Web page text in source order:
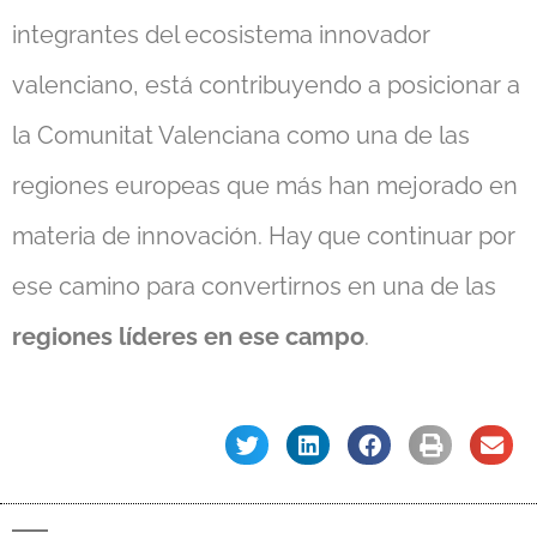
integrantes del ecosistema innovador
valenciano, está contribuyendo a posicionar a
la Comunitat Valenciana como una de las
regiones europeas que más han mejorado en
materia de innovación. Hay que continuar por
ese camino para convertirnos en una de las
regiones líderes en ese campo.